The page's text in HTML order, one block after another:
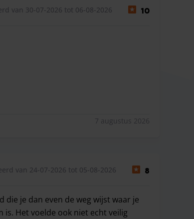
van 30-07-2026 tot 06-08-2026 10
7 augustus 2026
van 24-07-2026 tot 05-08-2026 8
die je dan even de weg wijst waar je
Het voelde ook niet echt veilig